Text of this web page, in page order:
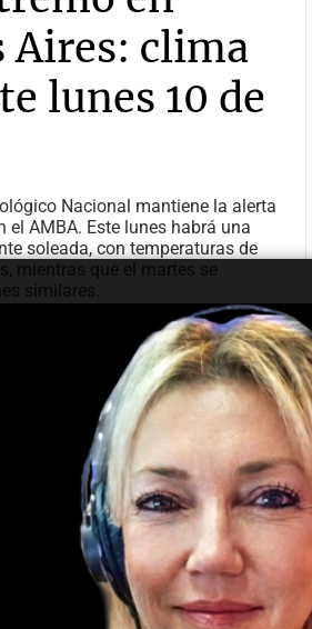
Aires: clima
lunes 10 de
Nacional mantiene la alerta
el AMBA. Este lunes habrá una
soleada, con temperaturas de
mientras que el martes se
similares.
Por